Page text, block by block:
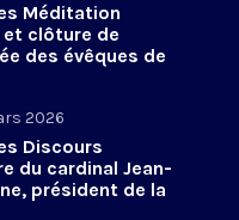
Méditation
clôture de
des évêques de
2026
Discours
du cardinal Jean-
président de la